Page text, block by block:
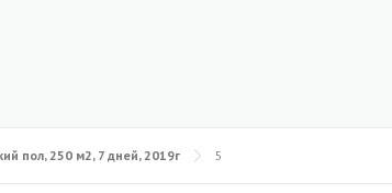
пол, 250 м2, 7 дней, 2019г 5